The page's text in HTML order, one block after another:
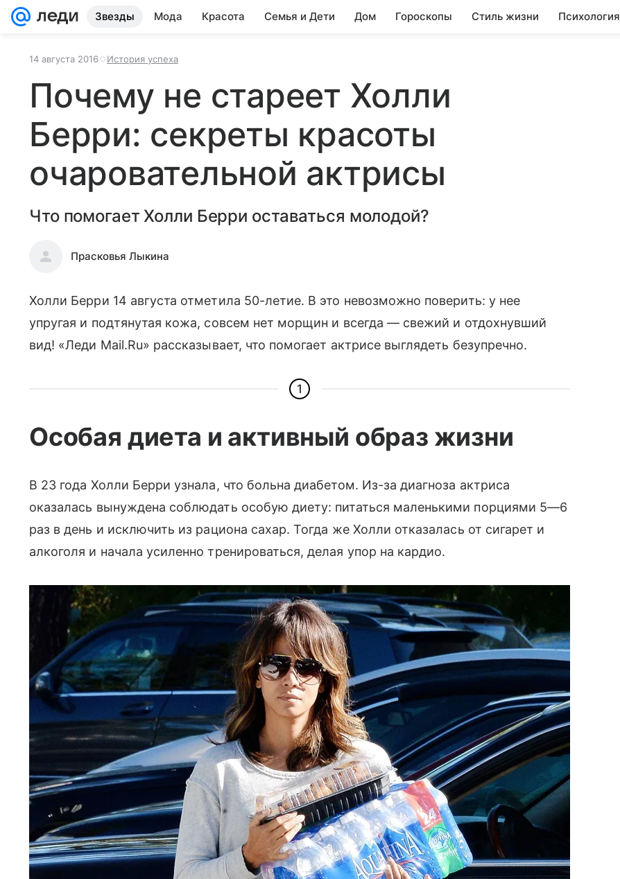
Звезды Мода Красота Семья и Дети Дом Гороскопы Стиль жизни Психология
14 августа 2016 История успеха
Почему не стареет Холли
Берри: секреты красоты
очаровательной актрисы
Что помогает Холли Берри оставаться молодой?
Прасковья Лыкина
Холли Берри 14 августа отметила 50-летие. В это невозможно поверить: у нее
упругая и подтянутая кожа, совсем нет морщин и всегда — свежий и отдохнувший
вид! «Леди Mail.Ru» рассказывает, что помогает актрисе выглядеть безупречно.
1
Особая диета и активный образ жизни
В 23 года Холли Берри узнала, что больна диабетом. Из-за диагноза актриса
оказалась вынуждена соблюдать особую диету: питаться маленькими порциями 5—6
раз в день и исключить из рациона сахар. Тогда же Холли отказалась от сигарет и
алкоголя и начала усиленно тренироваться, делая упор на кардио.